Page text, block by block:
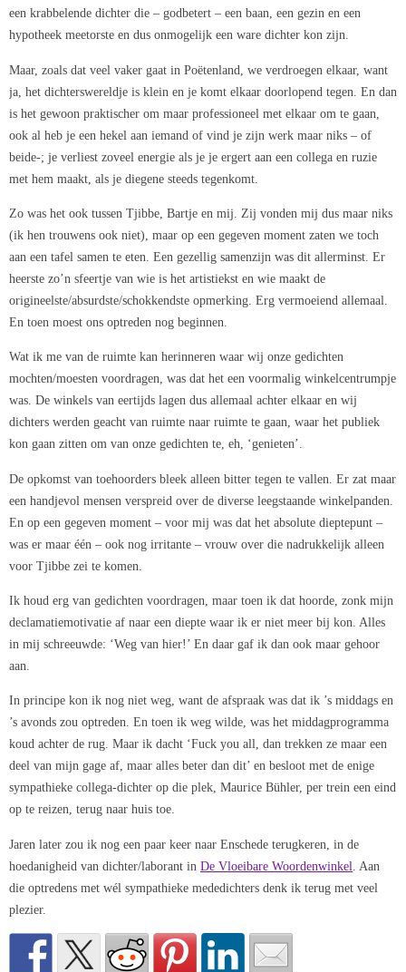
een krabbelende dichter die – godbetert – een baan, een gezin en een
hypotheek meetorste en dus onmogelijk een ware dichter kon zijn.
Maar, zoals dat veel vaker gaat in Poëtenland, we verdroegen elkaar, want
ja, het dichterswereldje is klein en je komt elkaar doorlopend tegen. En dan
is het gewoon praktischer om maar professioneel met elkaar om te gaan,
ook al heb je een hekel aan iemand of vind je zijn werk maar niks – of
beide-; je verliest zoveel energie als je je ergert aan een collega en ruzie
met hem maakt, als je diegene steeds tegenkomt.
Zo was het ook tussen Tjibbe, Bartje en mij. Zij vonden mij dus maar niks
(ik hen trouwens ook niet), maar op een gegeven moment zaten we toch
aan een tafel samen te eten. Een gezellig samenzijn was dit allerminst. Er
heerste zo’n sfeertje van wie is het artistiekst en wie maakt de
origineelste/absurdste/schokkendste opmerking. Erg vermoeiend allemaal.
En toen moest ons optreden nog beginnen.
Wat ik me van de ruimte kan herinneren waar wij onze gedichten
mochten/moesten voordragen, was dat het een voormalig winkelcentrumpje
was. De winkels van eertijds lagen dus allemaal achter elkaar en wij
dichters werden geacht van ruimte naar ruimte te gaan, waar het publiek
kon gaan zitten om van onze gedichten te, eh, ‘genieten’.
De opkomst van toehoorders bleek alleen bitter tegen te vallen. Er zat maar
een handjevol mensen verspreid over de diverse leegstaande winkelpanden.
En op een gegeven moment – voor mij was dat het absolute dieptepunt –
was er maar één – ook nog irritante – vrouw over die nadrukkelijk alleen
voor Tjibbe zei te komen.
Ik houd erg van gedichten voordragen, maar toen ik dat hoorde, zonk mijn
declamatiemotivatie af naar een diepte waar ik er niet meer bij kon. Alles
in mij schreeuwde: ‘Weg van hier!’ En daar gaf ik dan ook maar gehoor
aan.
In principe kon ik nog niet weg, want de afspraak was dat ik ’s middags en
’s avonds zou optreden. En toen ik weg wilde, was het middagprogramma
koud achter de rug. Maar ik dacht ‘Fuck you all, dan trekken ze maar een
deel van mijn gage af, maar alles beter dan dit’ en besloot met de enige
sympathieke collega-dichter op die plek, Maurice Bühler, per trein een eind
op te reizen, terug naar huis toe.
Jaren later zou ik nog een paar keer naar Enschede terugkeren, in de
hoedanigheid van dichter/laborant in De Vloeibare Woordenwinkel . Aan
die optredens met wél sympathieke mededichters denk ik terug met veel
plezier.